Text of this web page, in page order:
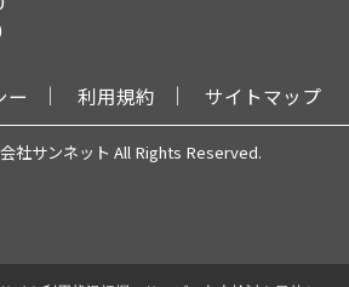
ー 利用規約 サイトマップ
社サンネット All Rights Reserved.